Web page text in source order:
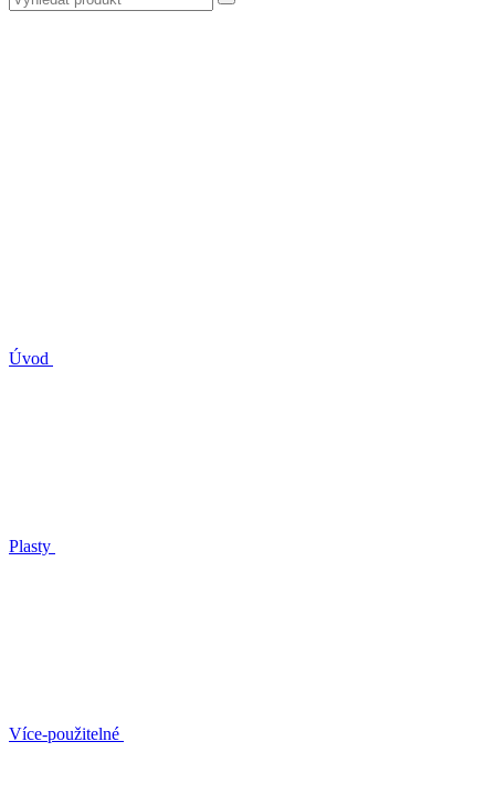
Úvod
Plasty
Více-použitelné